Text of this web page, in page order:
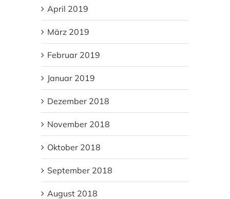
April 2019
März 2019
Februar 2019
Januar 2019
Dezember 2018
November 2018
Oktober 2018
September 2018
August 2018